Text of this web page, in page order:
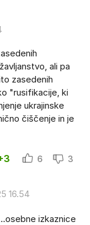
ali pa
zasedenih
"rusifikacije, ki
ukrajinske
čiščenje in je
6 3
16.54
izkaznice